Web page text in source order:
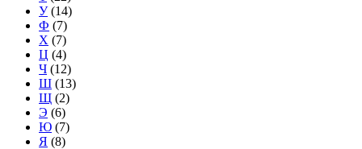
У(14)
Ф (7)
Х (7)
Ц (4)
Ч (12)
Ш (13)
Щ (2)
Э (6)
Ю (7)
Я (8)